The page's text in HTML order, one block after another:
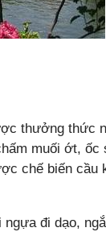
thưởng thức
muối ớt, ốc
chế biến cầu
đi dạo,